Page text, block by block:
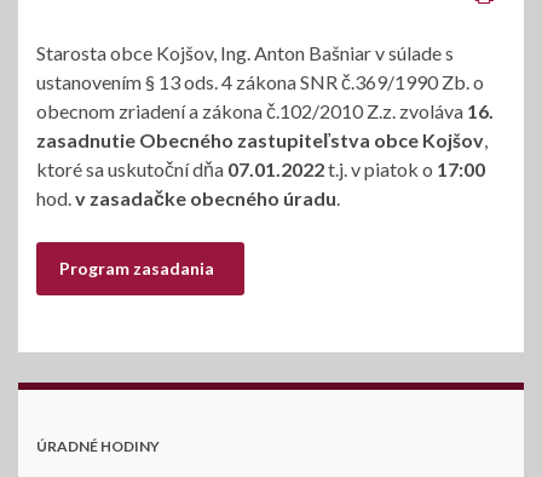
Starosta obce Kojšov, Ing. Anton Bašniar v súlade s
ustanovením § 13 ods. 4 zákona SNR č.369/1990 Zb. o
obecnom zriadení a zákona č.102/2010 Z.z. zvoláva 16.
zasadnutie Obecného zastupiteľstva obce Kojšov,
ktoré sa uskutoční dňa 07.01.2022t.j. v piatok o 17:00
hod.v zasadačke obecného úradu.
Program zasadania
ÚRADNÉ HODINY